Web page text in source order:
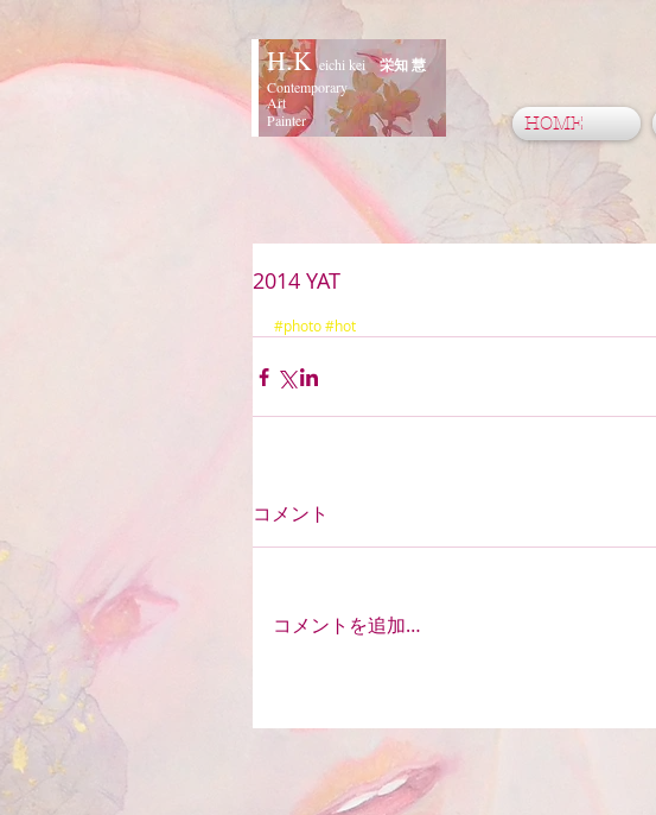
H.Keichi kei栄知 慧
Contemporary
Art
Painter
HOME
2014 YAT
#photo#hot
コメント
コメントを追加…